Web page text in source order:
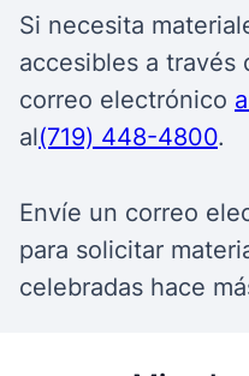
Si necesita
accesibles a través
correo electrónico
al(719) 448-4800.
Envíe un correo
para solicitar
celebradas hace